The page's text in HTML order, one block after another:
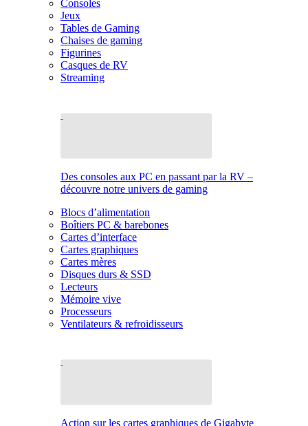
Consoles
Jeux
Tables de Gaming
Chaises de gaming
Figurines
Casques de RV
Streaming
Des consoles aux PC en passant par la RV –
découvre notre univers de gaming
Blocs d’alimentation
Boîtiers PC & barebones
Cartes d’interface
Cartes graphiques
Cartes mères
Disques durs & SSD
Lecteurs
Mémoire vive
Processeurs
Ventilateurs & refroidisseurs
Action sur les cartes graphiques de Gigabyte